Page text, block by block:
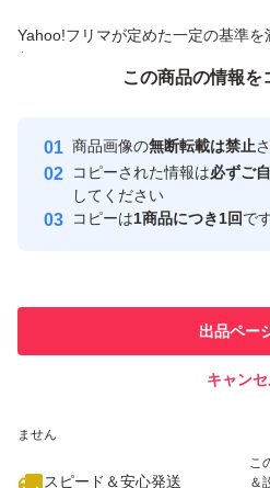
Yahoo!フリマが定めた一定の基準
付与しています
安心取引出品者
心
取引実績
で
ません
スピード＆安心発送
こ
＆
この商品の情報を
商品画像の無断転載は禁止
コピーされた情報は必ずご
してください
コピーは1商品につき1回で
出品ペー
キャン
この商品をみている人にオスス